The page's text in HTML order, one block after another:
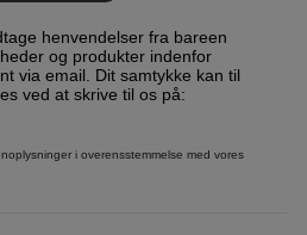
henvendelser fra bareen
og produkter indenfor
samtykke kan til
ved at skrive til os på:
i overensstemmelse med vores